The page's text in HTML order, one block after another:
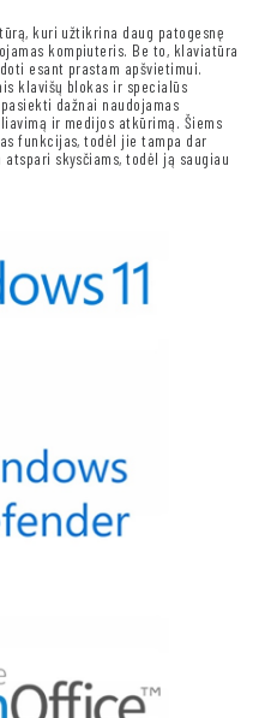
kuri užtikrina daug patogesnę
kompiuteris. Be to, klaviatūra
esant prastam apšvietimui.
klavišų blokas ir specialūs
dažnai naudojamas
ir medijos atkūrimą. Šiems
funkcijas, todėl jie tampa dar
skysčiams, todėl ją saugiau